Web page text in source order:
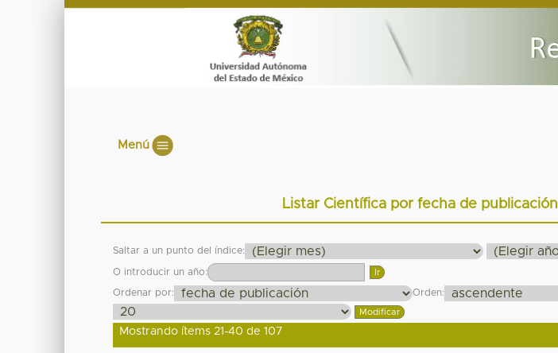
Menú
Listar Científica por fecha de publicación
Saltar a un punto del índice:
O introducir un año:
Ordenar por: Orden:
Mostrando ítems 21-40 de 107